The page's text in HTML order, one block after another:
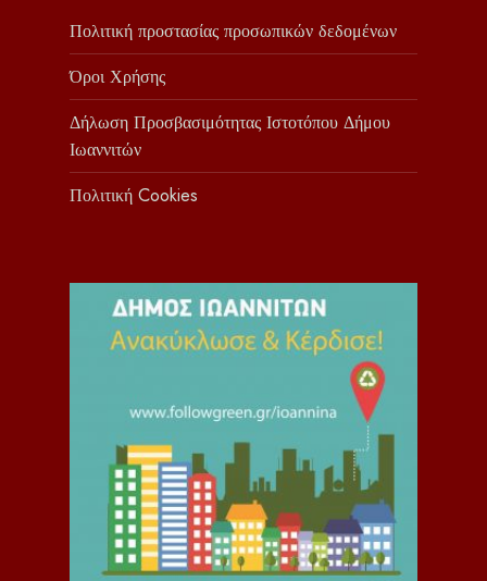
Πολιτική προστασίας προσωπικών δεδομένων
Όροι Χρήσης
Δήλωση Προσβασιμότητας Ιστοτόπου Δήμου
Ιωαννιτών
Πολιτική Cookies